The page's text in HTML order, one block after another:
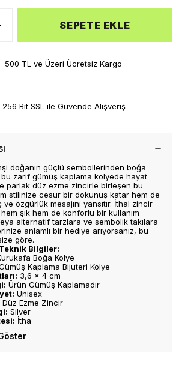
SEPETE EKLE
500 TL ve Üzeri Ücretsiz Kargo
256 Bit SSL ile Güvende Alışveriş
doğanın güçlü sembollerinden boğa
zarif gümüş kaplama kolyede hayat
parlak düz ezme zincirle birleşen bu
stilinize cesur bir dokunuş katar hem de
ve özgürlük mesajını yansıtır. İthal zincir
şık hem de konforlu bir kullanım
alternatif tarzlara ve sembolik takılara
anlamlı bir hediye arıyorsanız, bu
göre.
Bilgiler:
Boğa Kolye
Kaplama Bijuteri Kolye
3,6 x 4 cm
Ürün Gümüş Kaplamadır
Unisex
Düz Ezme Zincir
Silver
İtha